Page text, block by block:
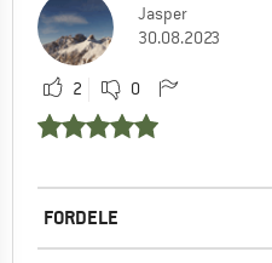
Jasper
30.08.2023
2 0
FORDELE